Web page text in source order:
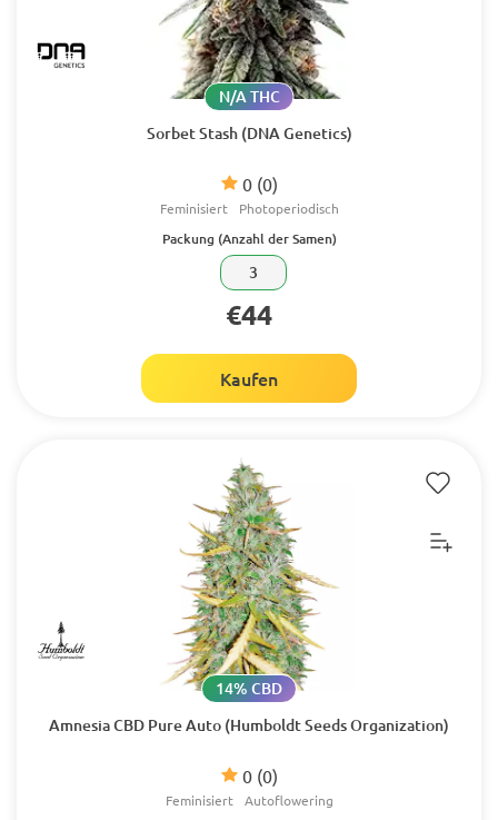
Sorbet Stash (DNA Genetics)
0 (0)
N/A THC
Feminisiert Photoperiodisch
Packung (Anzahl der Samen)
3
€44
Kaufen
Amnesia CBD Pure Auto (Humboldt Seeds Organization)
0 (0)
14% CBD
Feminisiert Autoflowering